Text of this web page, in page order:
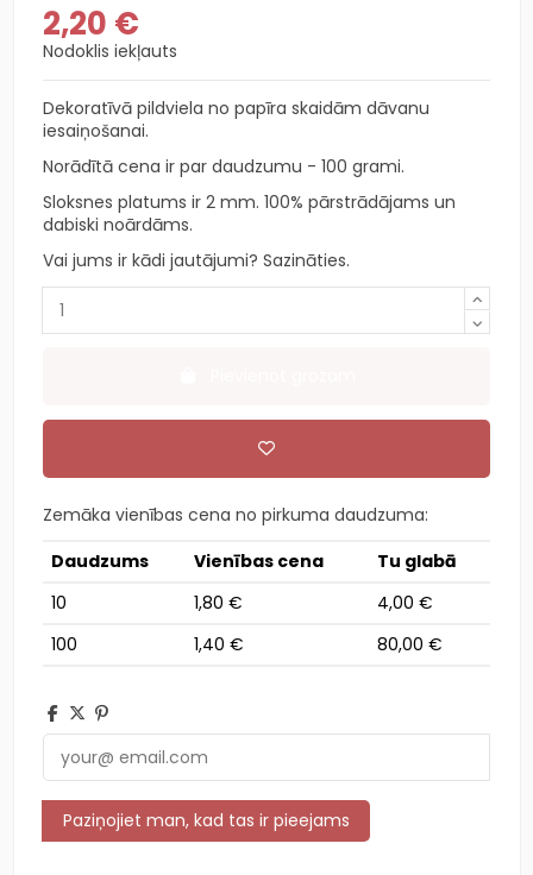
2,20 €
Nodoklis iekļauts
Dekoratīvā pildviela no papīra skaidām dāvanu
iesaiņošanai.
Norādītā cena ir par daudzumu - 100 grami.
Sloksnes platums ir 2 mm. 100% pārstrādājams un
dabiski noārdāms.
Vai jums ir kādi jautājumi? Sazināties.
Zemāka vienības cena no pirkuma daudzuma:
Daudzums
Vienības cena
Tu glabā
10
1,80 €
4,00 €
100
1,40 € 80,00 €